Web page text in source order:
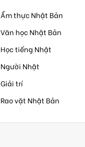
Ẩm thực Nhật Bản
Văn học Nhật Bản
Học tiếng Nhật
Người Nhật
Giải trí
Rao vặt Nhật Bản